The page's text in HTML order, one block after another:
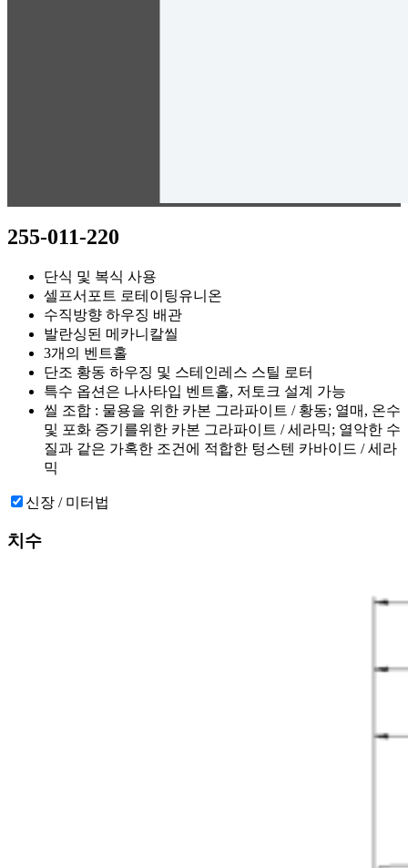
255-011-220
단식 및 복식 사용
셀프서포트 로테이팅유니온
수직방향 하우징 배관
발란싱된 메카니칼씰
3개의 벤트홀
단조 황동 하우징 및 스테인레스 스틸 로터
특수 옵션은 나사타입 벤트홀, 저토크 설계 가능
씰 조합 : 물용을 위한 카본 그라파이트 / 황동; 열매, 온수
및 포화 증기를위한 카본 그라파이트 / 세라믹; 열악한 수
질과 같은 가혹한 조건에 적합한 텅스텐 카바이드 / 세라
믹
신장 / 미터법
치수